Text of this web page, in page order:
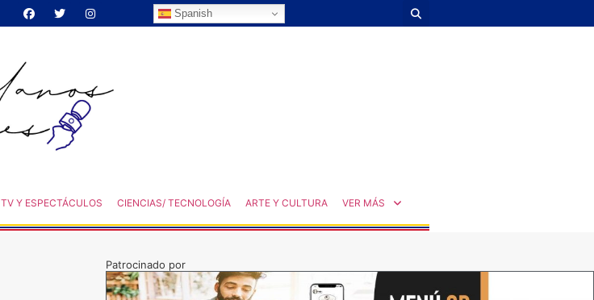
Spanish
TV Y ESPECTÁCULOS CIENCIAS/ TECNOLOGÍA ARTE Y CULTURA VER MÁS
Patrocinado por